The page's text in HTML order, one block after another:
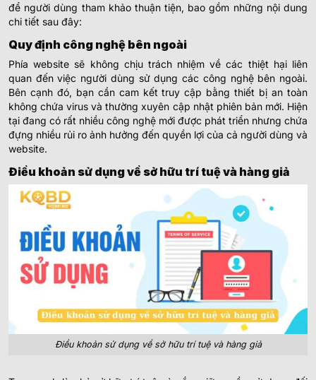
để người dùng tham khảo thuận tiện, bao gồm những nội dung
chi tiết sau đây:
Quy định công nghệ bên ngoài
Phía website sẽ không chịu trách nhiệm về các thiệt hại liên
quan đến việc người dùng sử dụng các công nghệ bên ngoài.
Bên cạnh đó, bạn cần cam kết truy cập bằng thiết bị an toàn
không chứa virus và thường xuyên cập nhật phiên bản mới. Hiện
tại đang có rất nhiều công nghệ mới được phát triển nhưng chứa
đựng nhiều rủi ro ảnh hưởng đến quyền lợi của cả người dùng và
website.
Điều khoản sử dụng về sở hữu trí tuệ và hàng giả
Điều khoản sử dụng về sở hữu trí tuệ và hàng giả